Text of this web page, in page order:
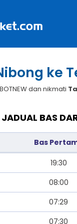
ke
dan nikmati
JADUAL BAS
Bas
19:30
08:00
07:29
07:30